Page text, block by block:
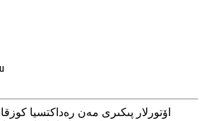
اۆتورلار پىكىرى مەن رەداكتسيا